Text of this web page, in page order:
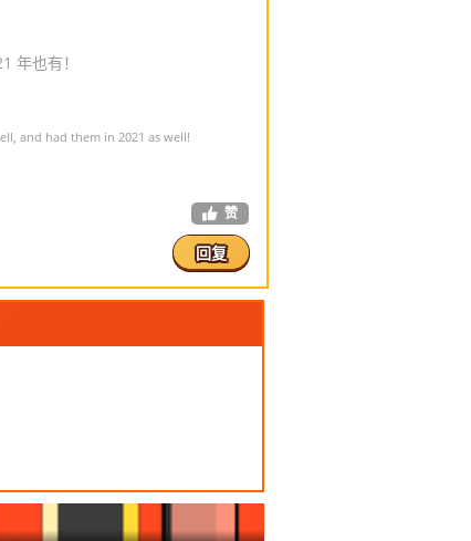
年也有！
and had them in 2021 as well!
赞
回复